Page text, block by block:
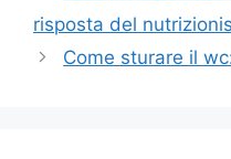
risposta del
Come sturare il